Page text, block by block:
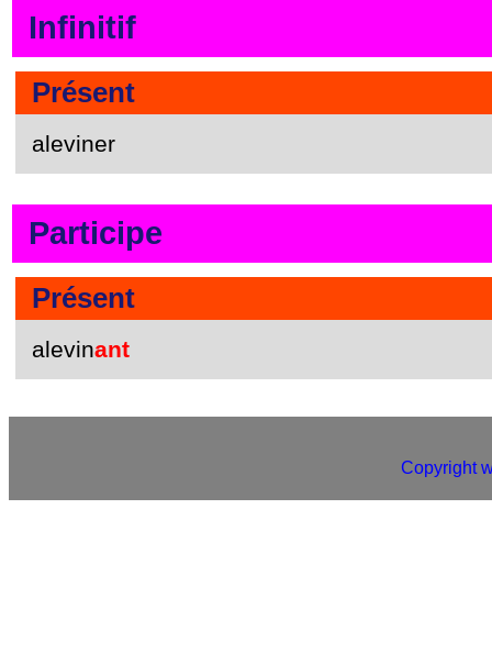
Infinitif
Présent
aleviner
Participe
Présent
alevinant
Copyright